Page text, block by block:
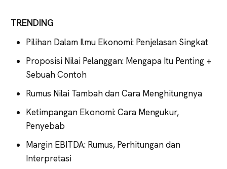
TRENDING
Pilihan Dalam Ilmu Ekonomi: Penjelasan Singkat
Proposisi Nilai Pelanggan: Mengapa Itu Penting +
Sebuah Contoh
Rumus Nilai Tambah dan Cara Menghitungnya
Ketimpangan Ekonomi: Cara Mengukur,
Penyebab
Margin EBITDA: Rumus, Perhitungan dan
Interpretasi